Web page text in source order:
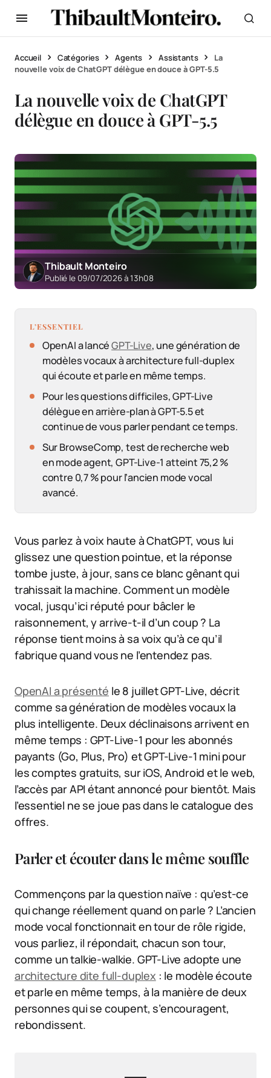
Accueil Catégories Agents Assistants
La
nouvelle voix de ChatGPT délègue en douce à GPT-5.5
La nouvelle voix de ChatGPT
délègue en douce à GPT-5.5
Thibault Monteiro
Publié le 09/07/2026 à 13h08
L’ESSENTIEL
OpenAI a lancéGPT-Live, une génération de
modèles vocaux à architecture full-duplex
qui écoute et parle en même temps.
Pour les questions difficiles, GPT-Live
délègue en arrière-plan à GPT-5.5 et
continue de vous parler pendant ce temps.
Sur BrowseComp, test de recherche web
en mode agent, GPT-Live-1 atteint 75,2 %
contre 0,7 % pour l’ancien mode vocal
avancé.
Vous parlez à voix haute à ChatGPT, vous lui
glissez une question pointue, et la réponse
tombe juste, à jour, sans ce blanc gênant qui
trahissait la machine. Comment un modèle
vocal, jusqu’ici réputé pour bâcler le
raisonnement, y arrive-t-il d’un coup ? La
réponse tient moins à sa voix qu’à ce qu’il
fabrique quand vous ne l’entendez pas.
OpenAI a présenté le 8 juillet GPT-Live, décrit
comme sa génération de modèles vocaux la
plus intelligente. Deux déclinaisons arrivent en
même temps : GPT-Live-1 pour les abonnés
payants (Go, Plus, Pro) et GPT-Live-1 mini pour
les comptes gratuits, sur iOS, Android et le web,
l’accès par API étant annoncé pour bientôt. Mais
l’essentiel ne se joue pas dans le catalogue des
offres.
Parler et écouter dans le même souffle
Commençons par la question naïve : qu’est-ce
qui change réellement quand on parle ? L’ancien
mode vocal fonctionnait en tour de rôle rigide,
vous parliez, il répondait, chacun son tour,
comme un talkie-walkie. GPT-Live adopte une
architecture dite full-duplex : le modèle écoute
et parle en même temps, à la manière de deux
personnes qui se coupent, s’encouragent,
rebondissent.